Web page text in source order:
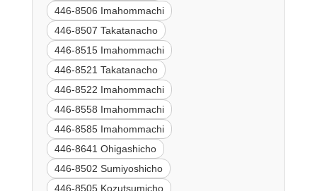
446-8506 Imahommachi
446-8507 Takatanacho
446-8515 Imahommachi
446-8521 Takatanacho
446-8522 Imahommachi
446-8558 Imahommachi
446-8585 Imahommachi
446-8641 Ohigashicho
446-8502 Sumiyoshicho
446-8505 Kozutsumicho